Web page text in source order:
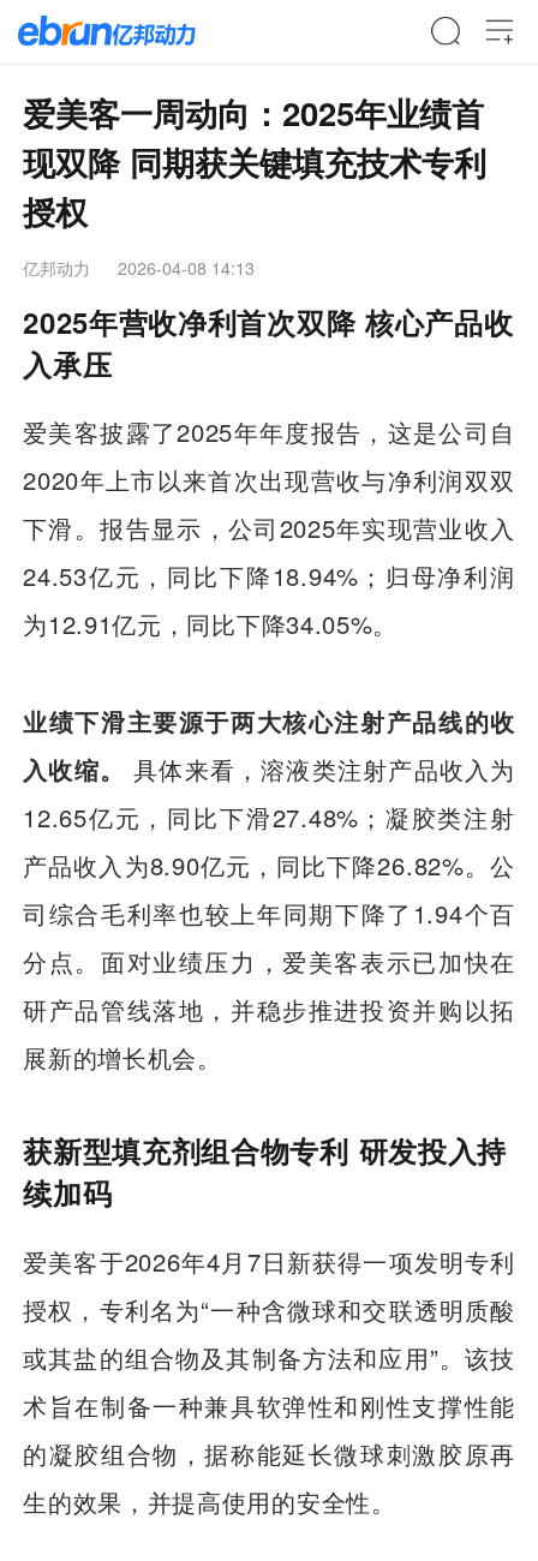
爱美客一周动向：2025年业绩首
现双降 同期获关键填充技术专利
授权
亿邦动力 2026-04-08 14:13
2025年营收净利首次双降 核心产品收
入承压
爱美客披露了2025年年度报告，这是公司自
2020年上市以来首次出现营收与净利润双双
下滑。报告显示，公司2025年实现营业收入
24.53亿元，同比下降18.94%；归母净利润
为12.91亿元，同比下降34.05%。
业绩下滑主要源于两大核心注射产品线的收
入收缩。
具体来看，溶液类注射产品收入为
12.65亿元，同比下滑27.48%；凝胶类注射
产品收入为8.90亿元，同比下降26.82%。公
司综合毛利率也较上年同期下降了1.94个百
分点。面对业绩压力，爱美客表示已加快在
研产品管线落地，并稳步推进投资并购以拓
展新的增长机会。
获新型填充剂组合物专利 研发投入持
续加码
爱美客于2026年4月7日新获得一项发明专利
授权，专利名为“一种含微球和交联透明质酸
或其盐的组合物及其制备方法和应用”。该技
术旨在制备一种兼具软弹性和刚性支撑性能
的凝胶组合物，据称能延长微球刺激胶原再
生的效果，并提高使用的安全性。